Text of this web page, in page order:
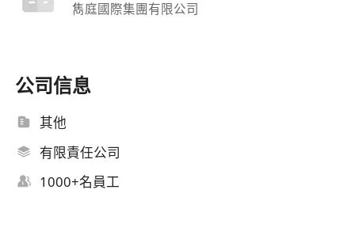
雋庭國際集團有限公司
公司信息
其他
有限責任公司
1000+名員工